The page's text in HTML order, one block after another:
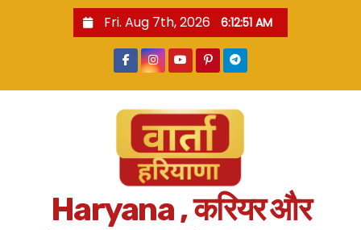
Fri. Aug 7th, 2026 6:12:52 AM
Haryana , करियर और